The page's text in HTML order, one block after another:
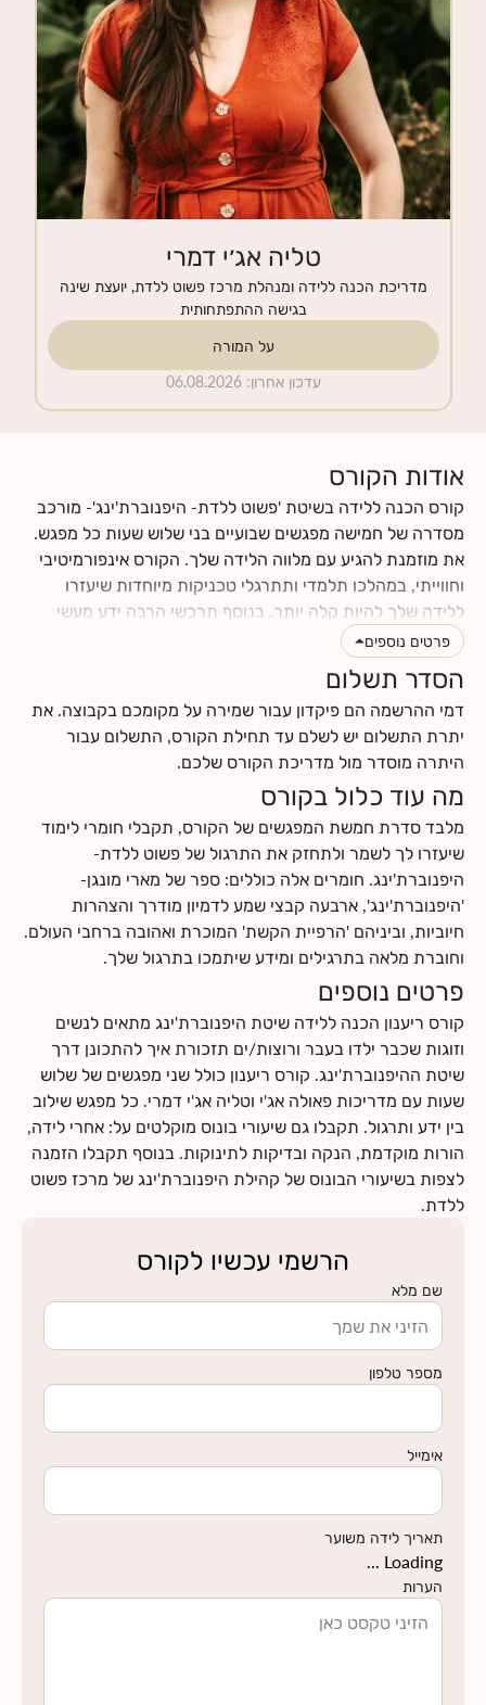
טליה אג׳י דמרי
מדריכת הכנה ללידה ומנהלת מרכז פשוט ללדת, יועצת שינה
בגישה ההתפתחותית
על המורה
עדכון אחרון:
06.08.2026
אודות הקורס
קורס הכנה ללידה בשיטת 'פשוט ללדת- היפנוברת'ינג'- מורכב
מסדרה של חמישה מפגשים שבועיים בני שלוש שעות כל מפגש.
את מוזמנת להגיע עם מלווה הלידה שלך. הקורס אינפורמיטיבי
וחווייתי, במהלכו תלמדי ותתרגלי טכניקות מיוחדות שיעזרו
ללידה שלך להיות קלה יותר. בנוסף תרכשי הרבה ידע מעשי
וטיפים לתקופת ההריון והלידה. תינתן לך ההזדמנות לעבור
תהליך מהנה של הבאת מודעות עצמית לגוף ולנפש שלך, תגלי
כמה הם מושפעים אחד מהשני, וכמה הם יכולים לתרום ולתמוך
בלידה עדינה כאשר לומדים להרפות אותם. את ומלווה הלידה
שלך תרכשו ידע ותפתחו כישורי תקשורת אחד עם השנייה, עם
התינוק.ת שלכם ועם הצוות הרפואי.
לחצי כאןלקרוא עוד על תוכן הקורס
לחציכאןלמצוא מידע על החזרי ביטוח
פרטים נוספים
הסדר תשלום
דמי ההרשמה הם פיקדון עבור שמירה על מקומכם בקבוצה. את
יתרת התשלום יש לשלם עד תחילת הקורס, התשלום עבור
היתרה מוסדר מול מדריכת הקורס שלכם.
מה עוד כלול בקורס
מלבד סדרת חמשת המפגשים של הקורס, תקבלי חומרי לימוד
שיעזרו לך לשמר ולתחזק את התרגול של פשוט ללדת-
היפנוברת'ינג. חומרים אלה כוללים: ספר של מארי מונגן-
'היפנוברת'ינג', ארבעה קבצי שמע לדמיון מודרך והצהרות
חיוביות, וביניהם 'הרפיית הקשת' המוכרת ואהובה ברחבי העולם.
וחוברת מלאה בתרגילים ומידע שיתמכו בתרגול שלך.
פרטים נוספים
קורס ריענון הכנה ללידה שיטת היפנוברת'ינג מתאים לנשים
וזוגות שכבר ילדו בעבר ורוצות/ים תזכורת איך להתכונן דרך
שיטת ההיפנוברת'ינג. קורס ריענון כולל שני מפגשים של שלוש
שעות עם מדריכות פאולה אג'י וטליה אג'י דמרי. כל מפגש שילוב
בין ידע ותרגול. תקבלו גם שיעורי בונוס מוקלטים על: אחרי לידה,
הורות מוקדמת, הנקה ובדיקות לתינוקות. בנוסף תקבלו הזמנה
לצפות בשיעורי הבונוס של קהילת היפנוברת'ינג של מרכז פשוט
ללדת.
הרשמי עכשיו לקורס
שם מלא
מספר טלפון
אימייל
תאריך לידה משוער
Loading ...
הערות